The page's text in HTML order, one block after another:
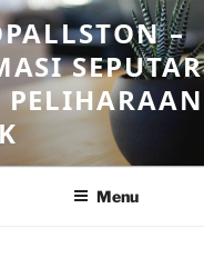
–
SEPUTAR
PELIHARAAN
Menu